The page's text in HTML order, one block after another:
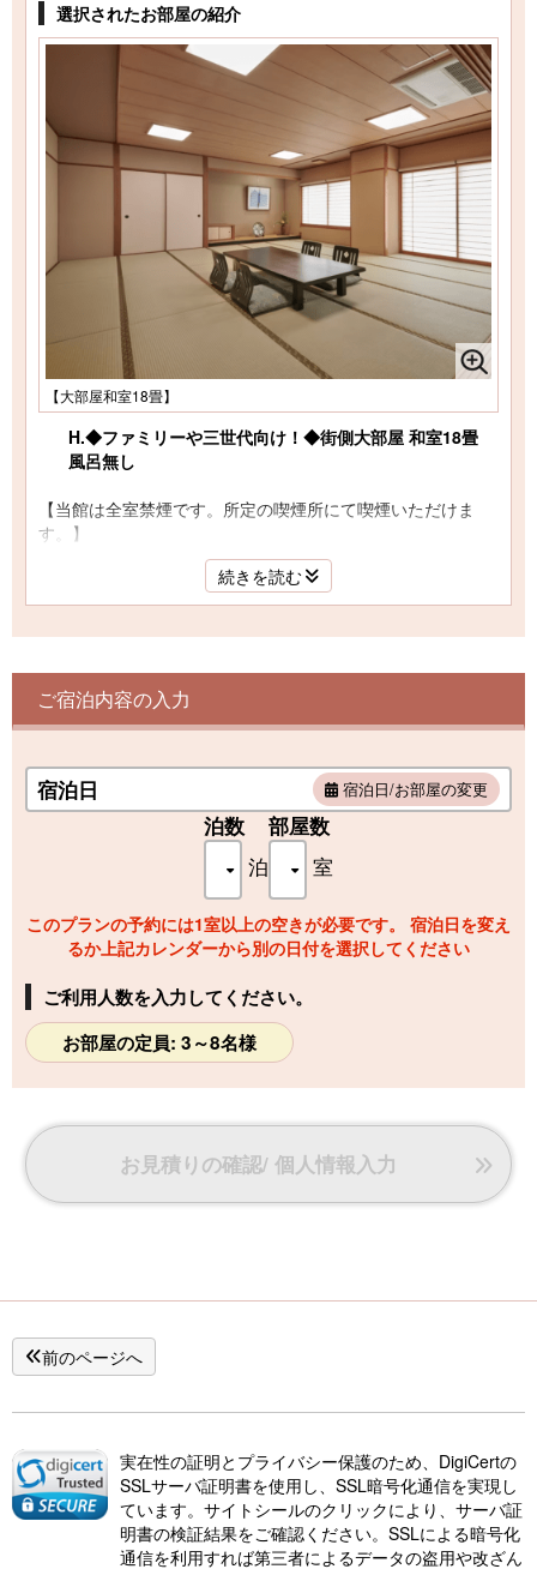
選択されたお部屋の紹介
【大部屋和室18畳】
H.◆ファミリーや三世代向け！◆街側大部屋 和室18畳
風呂無し
【当館は全室禁煙です。所定の喫煙所にて喫煙いただけま
す。】
◆優しい畳の香りが心地よい和室。
◆１８畳の和室でご家族、グループなどの
◆華美に走ることなく和の心をしつらえた趣のある客室。
◆Wi-Fi接続可能。
続きを読む
ご宿泊内容の入力
宿泊日 宿泊日/お部屋の変更
泊数
泊
部屋数
室
このプランの予約には1室以上の空きが必要です。 宿泊日を変え
るか上記カレンダーから別の日付を選択してください
ご利用人数を入力してください。
お部屋の定員: 3～8名様
お見積りの確認/ 個人情報入力
前のページへ
実在性の証明とプライバシー保護のため、DigiCertの
SSLサーバ証明書を使用し、SSL暗号化通信を実現し
ています。サイトシールのクリックにより、サーバ証
明書の検証結果をご確認ください。SSLによる暗号化
通信を利用すれば第三者によるデータの盗用や改ざん